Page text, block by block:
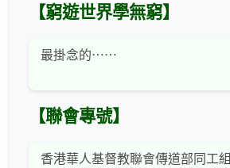
【窮遊世界學無窮】
最掛念的⋯⋯
【聯會專號】
香港華人基督教聯會傳道部同工組